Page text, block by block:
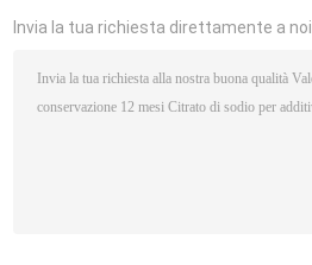
Invia la tua richiesta direttamente a noi